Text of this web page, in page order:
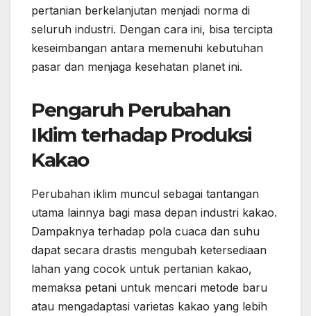
pertanian berkelanjutan menjadi norma di
seluruh industri. Dengan cara ini, bisa tercipta
keseimbangan antara memenuhi kebutuhan
pasar dan menjaga kesehatan planet ini.
Pengaruh Perubahan
Iklim terhadap Produksi
Kakao
Perubahan iklim muncul sebagai tantangan
utama lainnya bagi masa depan industri kakao.
Dampaknya terhadap pola cuaca dan suhu
dapat secara drastis mengubah ketersediaan
lahan yang cocok untuk pertanian kakao,
memaksa petani untuk mencari metode baru
atau mengadaptasi varietas kakao yang lebih